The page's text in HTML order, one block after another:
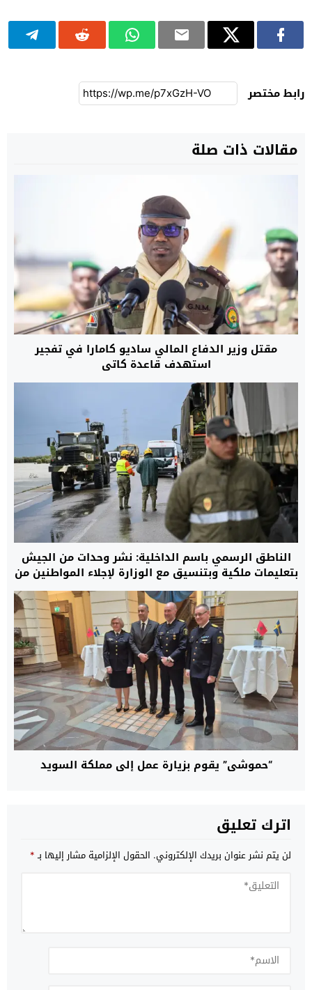
رابط مختصر
مقالات ذات صلة
مقتل وزير الدفاع المالي ساديو كامارا في تفجير
استهدف قاعدة كاتي
الناطق الرسمي باسم الداخلية: نشر وحدات من الجيش
بتعليمات ملكية وبتنسيق مع الوزارة لإجلاء المواطنين من
مناطق الفيضانات.. والعملية شملت أكثر من 108 آلاف
شخص
“حموشي” يقوم بزيارة عمل إلى مملكة السويد
اترك تعليق
لن يتم نشر عنوان بريدك الإلكتروني. الحقول الإلزامية مشار إليها بـ*